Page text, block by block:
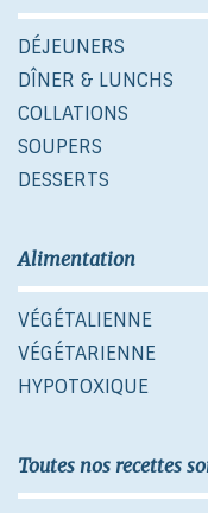
DÉJEUNERS
DÎNER & LUNCHS
COLLATIONS
SOUPERS
DESSERTS
Alimentation
VÉGÉTALIENNE
VÉGÉTARIENNE
HYPOTOXIQUE
Toutes nos recettes